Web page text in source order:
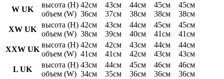
W UK
высота (H)
объем (W)
42см
36см
43см
37см
44см
38см
45см
38см
45см
38см
XW UK
высота (H)
объем (W)
42см
38см
43см
39см
44см
40см
45см
41см
45см
41см
XXW UK
высота (H)
объем (W)
42см
41см
42см
41см
43см
42см
44см
43см
44см
43см
L UK
высота (H)
объем (W)
43см
34см
44см
35см
45см
36см
46см
36см
46см
36см